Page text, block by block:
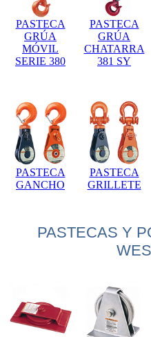
PASTECA
GRÚA
MÓVIL
SERIE 380
PASTECA
GRÚA
CHATARRA
381 SY
PASTECA
GANCHO
PASTECA
GRILLETE
PASTECAS Y